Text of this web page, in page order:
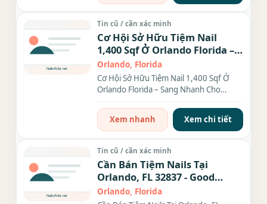
Tin cũ / cần xác minh
Cơ Hội Sở Hữu Tiệm Nail
1,400 Sqf Ở Orlando Florida –
Sang Nhanh Cho Người Thiện
Chí
Orlando, Florida
Cơ Hội Sở Hữu Tiệm Nail 1,400 Sqf Ở
Orlando Florida – Sang Nhanh Cho
Xem nhanh
Xem chi tiết
Tin cũ / cần xác minh
Cần Bán Tiệm Nails Tại
Orlando, FL 32837 - Good
Location
Orlando, Florida